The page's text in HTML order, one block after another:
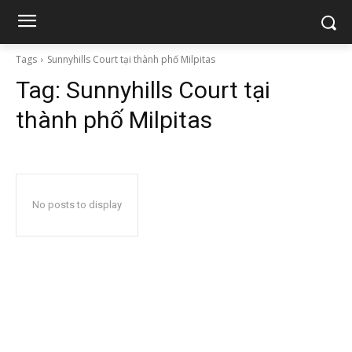
Tags Sunnyhills Court tại thành phố Milpitas
Tag: Sunnyhills Court tại
thành phố Milpitas
No posts to display